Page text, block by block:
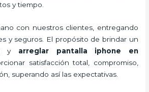
y tiempo.
con nuestros clientes, entregando
y seguros. El propósito de brindar un
y arreglar pantalla iphone en
satisfacción total, compromiso,
superando así las expectativas.